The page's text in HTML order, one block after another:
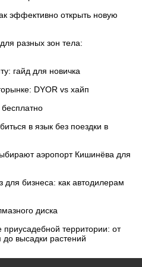
эффективно открыть новую
разных зон тела:
гайд для новичка
DYOR vs хайп
в язык без поездки в
аэропорт Кишинёва для
бизнеса: как автодилерам
диска
территории: от
до высадки растений